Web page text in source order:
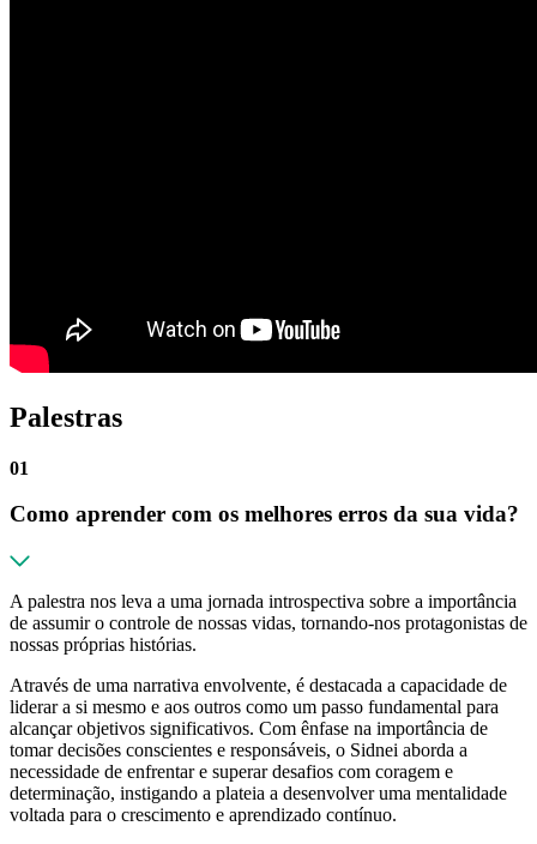
Palestras
01
Como aprender com os melhores erros da sua vida?
A palestra nos leva a uma jornada introspectiva sobre a importância
de assumir o controle de nossas vidas, tornando-nos protagonistas de
nossas próprias histórias.
Através de uma narrativa envolvente, é destacada a capacidade de
liderar a si mesmo e aos outros como um passo fundamental para
alcançar objetivos significativos. Com ênfase na importância de
tomar decisões conscientes e responsáveis, o Sidnei aborda a
necessidade de enfrentar e superar desafios com coragem e
determinação, instigando a plateia a desenvolver uma mentalidade
voltada para o crescimento e aprendizado contínuo.